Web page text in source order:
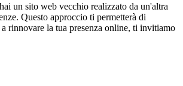
un sito web vecchio realizzato da un'altra
Questo approccio ti permetterà di
rinnovare la tua presenza online, ti invitiamo